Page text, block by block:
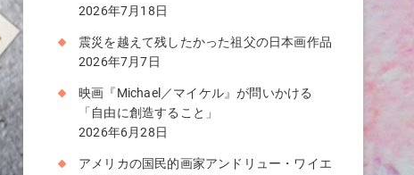
2026年7月18日
震災を越えて残したかった祖父の日本画作品
2026年7月7日
映画『Michael／マイケル』が問いかける
「自由に創造すること」
2026年6月28日
アメリカの国民的画家アンドリュー・ワイエ